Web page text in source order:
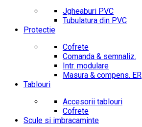
Jgheaburi PVC
Tubulatura din PVC
Protectie
Cofrete
Comanda & semnaliz.
Intr. modulare
Masura & compens. ER
Tablouri
Accesorii tablouri
Cofrete
Scule si imbracaminte